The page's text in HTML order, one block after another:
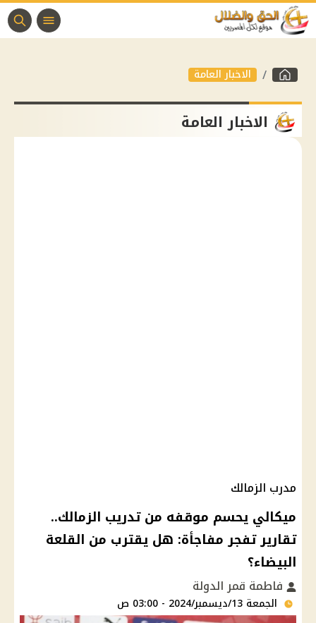
الاخبار العامة
الاخبار العامة
مدرب الزمالك
ميكالي يحسم موقفه من تدريب الزمالك..
تقارير تفجر مفاجأة: هل يقترب من القلعة
البيضاء؟
فاطمة قمر الدولة
الجمعة 13/ديسمبر/2024 - 03:00 ص